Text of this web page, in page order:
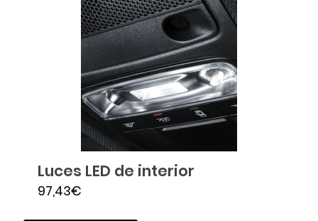
Luces LED de interior
97,43€